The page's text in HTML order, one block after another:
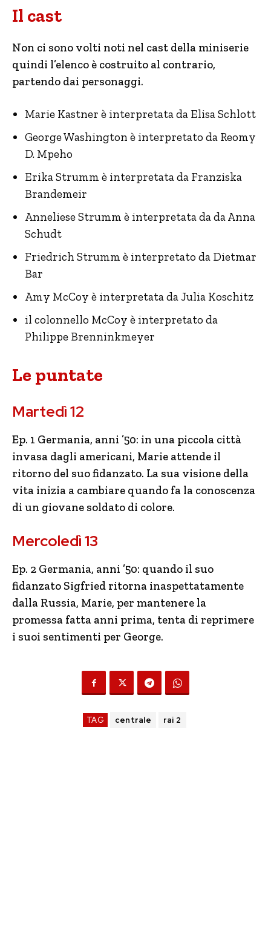
Il cast
Non ci sono volti noti nel cast della miniserie
quindi l’elenco è costruito al contrario,
partendo dai personaggi.
Marie Kastner è interpretata da Elisa Schlott
George Washington è interpretato da Reomy
D. Mpeho
Erika Strumm è interpretata da Franziska
Brandemeir
Anneliese Strumm è interpretata da da Anna
Schudt
Friedrich Strumm è interpretato da Dietmar
Bar
Amy McCoy è interpretata da Julia Koschitz
il colonnello McCoy è interpretato da
Philippe Brenninkmeyer
Le puntate
Martedì 12
Ep. 1 Germania, anni ’50: in una piccola città
invasa dagli americani, Marie attende il
ritorno del suo fidanzato. La sua visione della
vita inizia a cambiare quando fa la conoscenza
di un giovane soldato di colore.
Mercoledì 13
Ep. 2 Germania, anni ’50: quando il suo
fidanzato Sigfried ritorna inaspettatamente
dalla Russia, Marie, per mantenere la
promessa fatta anni prima, tenta di reprimere
i suoi sentimenti per George.
TAG centrale rai 2